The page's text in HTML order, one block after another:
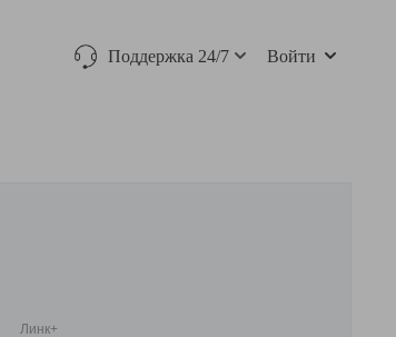
Поддержка 24/7 Войти
Линк+